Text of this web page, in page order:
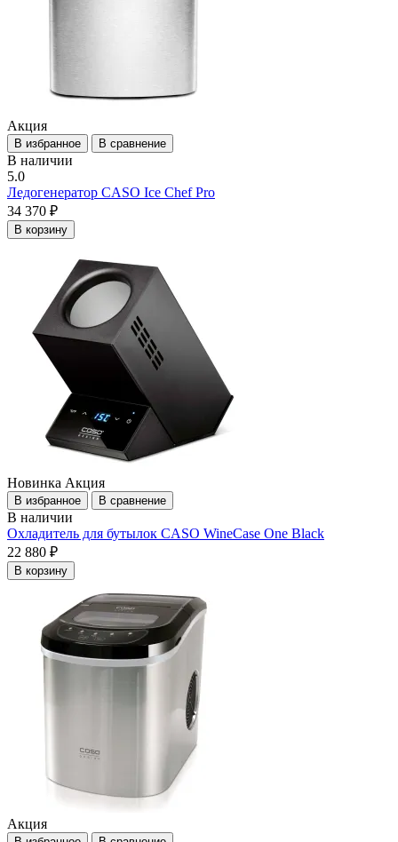
Акция
В избранное В сравнение
В наличии
5.0
Ледогенератор CASO Ice Chef Pro
34 370 ₽
В корзину
Новинка Акция
В избранное В сравнение
В наличии
Охладитель для бутылок CASO WineCase One Black
22 880 ₽
В корзину
Акция